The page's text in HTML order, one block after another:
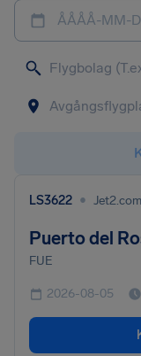
ÅÅÅÅ-MM-
LS3622 • Jet2.com
Puerto del
FUE
2026-08-05